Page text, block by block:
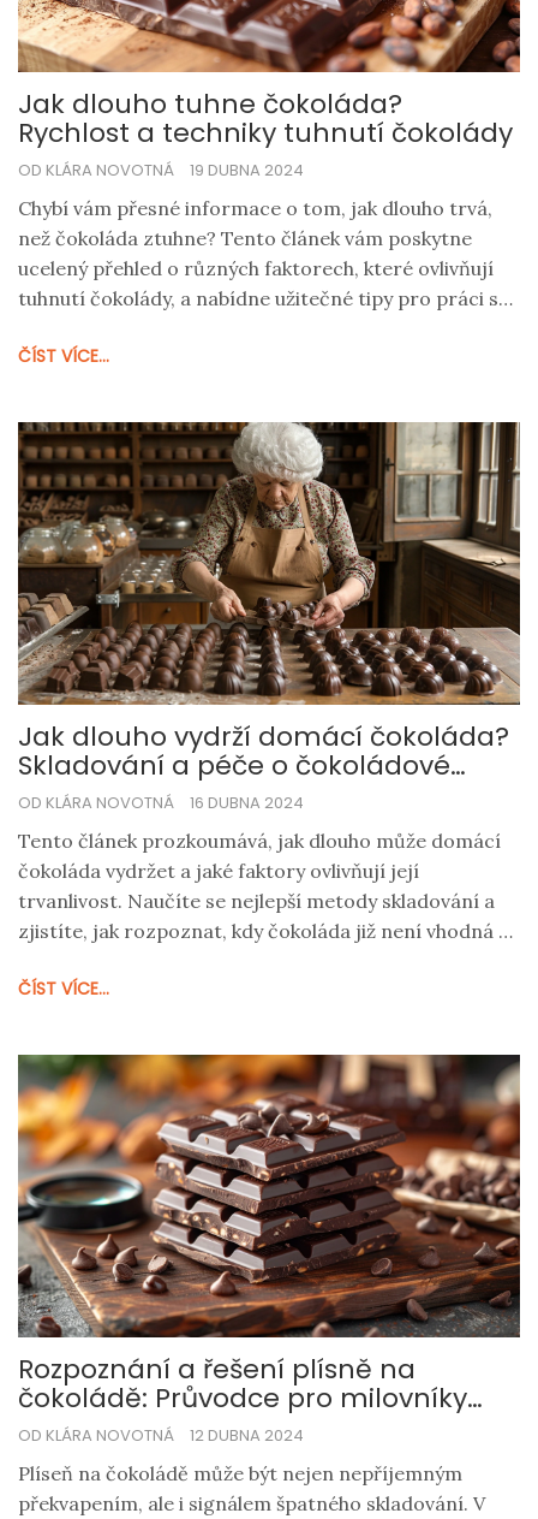
Jak dlouho tuhne čokoláda?
Rychlost a techniky tuhnutí čokolády
OD KLÁRA NOVOTNÁ 19 DUBNA 2024
Chybí vám přesné informace o tom, jak dlouho trvá,
než čokoláda ztuhne? Tento článek vám poskytne
ucelený přehled o různých faktorech, které ovlivňují
tuhnutí čokolády, a nabídne užitečné tipy pro práci s
technikách, které zaručují perfektní křupavost
kvalitu a rychlost tuhnutí.
ČÍST VÍCE...
Jak dlouho vydrží domácí čokoláda?
Skladování a péče o čokoládové
pochoutky
OD KLÁRA NOVOTNÁ 16 DUBNA 2024
Tento článek prozkoumává, jak dlouho může domácí
čokoláda vydržet a jaké faktory ovlivňují její
trvanlivost. Naučíte se nejlepší metody skladování a
zjistíte, jak rozpoznat, kdy čokoláda již není vhodná k
životnost vašich čokoládových výtvorů.
ČÍST VÍCE...
Rozpoznání a řešení plísně na
čokoládě: Průvodce pro milovníky
sladkého
OD KLÁRA NOVOTNÁ 12 DUBNA 2024
Plíseň na čokoládě může být nejen nepříjemným
překvapením, ale i signálem špatného skladování. V